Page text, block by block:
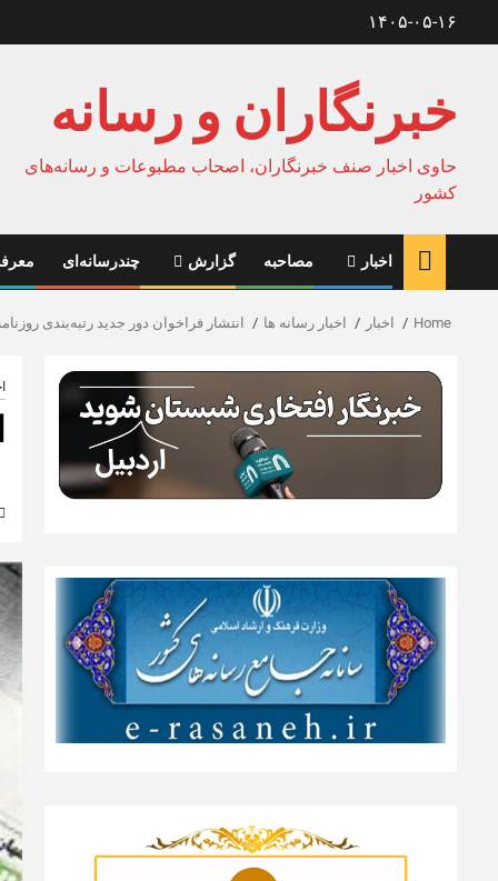
۱۴۰۵-۰۵-۱۶
خبرنگاران و رسانه
حاوی اخبار صنف خبرنگاران، اصحاب مطبوعات و رسانه‌های
کشور
اخبار مصاحبه گزارش چندرسانه‌ای
Home اخبار اخبار رسانه ها انتشار فراخوان دور جدید رتبه‌بندی